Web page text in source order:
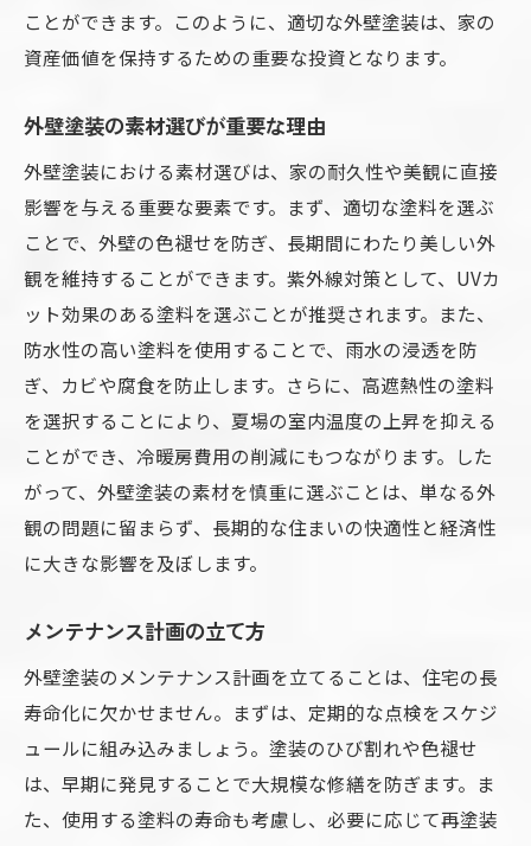
季節ごとのメンテナンススケジュール
プロのアドバイスを活用する方法
ア
外壁を守る日常ケアのポイント
外壁の美観を維持するテクニック
外壁塗装の定期点検の意義
住まい全体の耐久性を高める方法
家族でできる簡単な外壁ケア
老朽化した外壁塗装のリフォーム事例で学ぶ改
善ポイント
成功した外壁リフォームの事例
リフォームで得られる美観と耐久性の違い
劣化した外壁のリフォーム手順
プロのリフォームの技術と安全性
最新技術を取り入れた外壁リフォーム
ことができます。このように、適切な外壁塗装は、家の
資産価値を保持するための重要な投資となります。
外壁塗装の素材選びが重要な理由
外壁塗装における素材選びは、家の耐久性や美観に直接
影響を与える重要な要素です。まず、適切な塗料を選ぶ
ことで、外壁の色褪せを防ぎ、長期間にわたり美しい外
観を維持することができます。紫外線対策として、UVカ
ット効果のある塗料を選ぶことが推奨されます。また、
防水性の高い塗料を使用することで、雨水の浸透を防
ぎ、カビや腐食を防止します。さらに、高遮熱性の塗料
を選択することにより、夏場の室内温度の上昇を抑える
ことができ、冷暖房費用の削減にもつながります。した
がって、外壁塗装の素材を慎重に選ぶことは、単なる外
観の問題に留まらず、長期的な住まいの快適性と経済性
に大きな影響を及ぼします。
メンテナンス計画の立て方
外壁塗装のメンテナンス計画を立てることは、住宅の長
寿命化に欠かせません。まずは、定期的な点検をスケジ
ュールに組み込みましょう。塗装のひび割れや色褪せ
は、早期に発見することで大規模な修繕を防ぎます。ま
た、使用する塗料の寿命も考慮し、必要に応じて再塗装